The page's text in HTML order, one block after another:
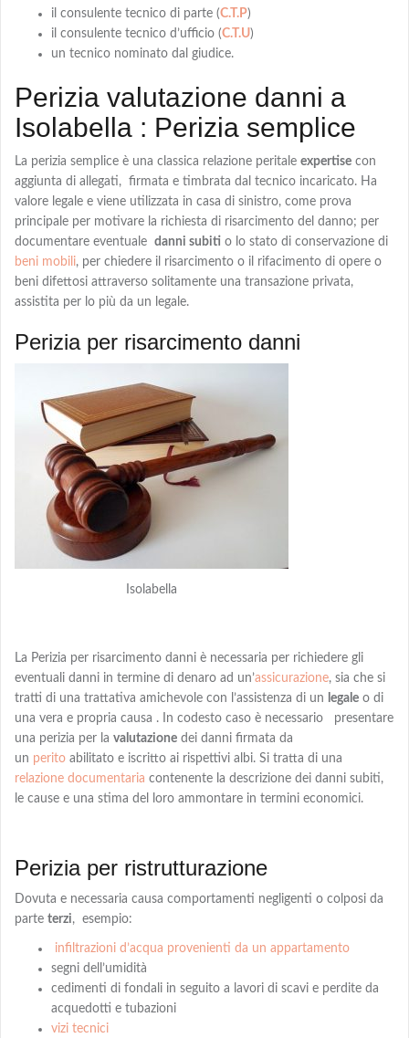
il consulente tecnico di parte (C.T.P)
il consulente tecnico d’ufficio (C.T.U)
un tecnico nominato dal giudice.
Perizia valutazione danni a
Isolabella : Perizia semplice
La perizia semplice è una classica relazione peritale expertise con
aggiunta di allegati, firmata e timbrata dal tecnico incaricato. Ha
valore legale e viene utilizzata in casa di sinistro, come prova
principale per motivare la richiesta di risarcimento del danno; per
documentare eventuale danni subiti o lo stato di conservazione di
beni mobili, per chiedere il risarcimento o il rifacimento di opere o
beni difettosi attraverso solitamente una transazione privata,
assistita per lo più da un legale.
Perizia per risarcimento danni
Isolabella
La Perizia per risarcimento danni è necessaria per richiedere gli
eventuali danni in termine di denaro ad un’assicurazione, sia che si
tratti di una trattativa amichevole con l’assistenza di un legale o di
una vera e propria causa . In codesto caso è necessario presentare
una perizia per la valutazione dei danni firmata da
un perito abilitato e iscritto ai rispettivi albi. Si tratta di una
relazione documentaria contenente la descrizione dei danni subiti,
le cause e una stima del loro ammontare in termini economici.
Perizia per ristrutturazione
Dovuta e necessaria causa comportamenti negligenti o colposi da
parte terzi, esempio:
infiltrazioni d’acqua provenienti da un appartamento
segni dell’umidità
cedimenti di fondali in seguito a lavori di scavi e perdite da
acquedotti e tubazioni
vizi tecnici